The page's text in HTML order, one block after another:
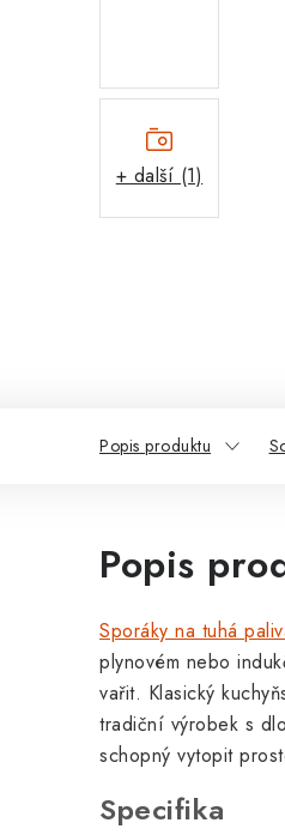
+ další (1)
Popis produktu
Popis
Sporáky na tuhá
plynovém nebo
vařit. Klasický
tradiční výrobek s
schopný vytopit
Specifika